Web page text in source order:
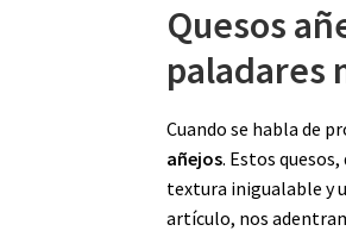
Quesos
paladares
Cuando se habla de
añejos. Estos
textura inigualable y
artículo, nos